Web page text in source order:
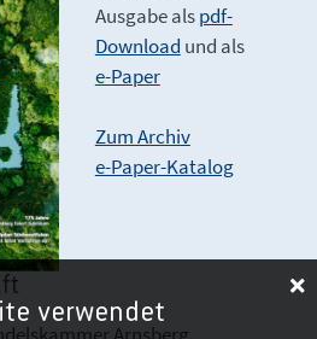
Ausgabe alspdf-
Download und als
e-Paper
Zum Archiv
e-Paper-Katalog
verwendet